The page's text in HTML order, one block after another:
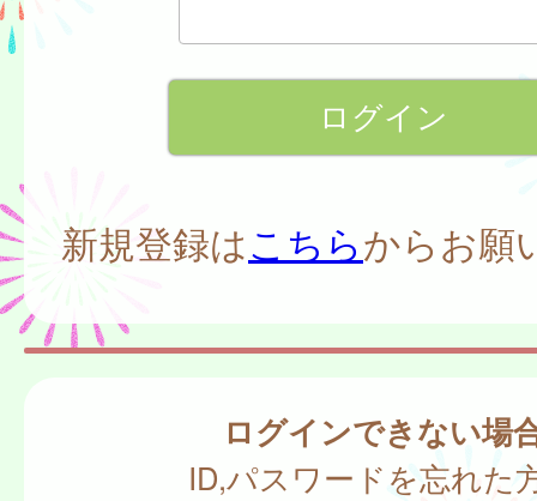
新規登録はこちらからお願
ログインできない場
ID,パスワードを忘れた